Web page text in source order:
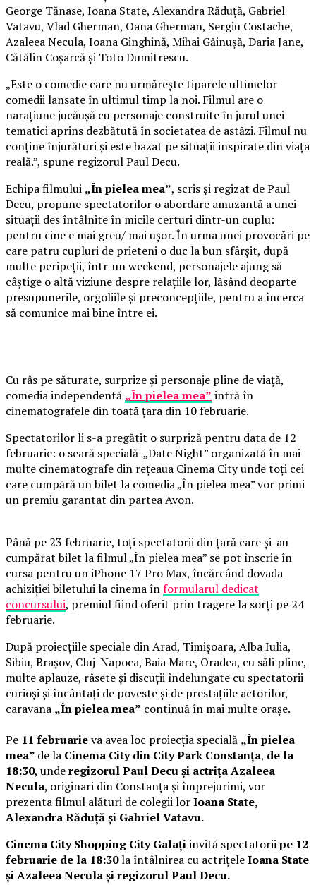
George Tănase, Ioana State, Alexandra Răduță, Gabriel
Vatavu, Vlad Gherman, Oana Gherman, Sergiu Costache,
Azaleea Necula, Ioana Ginghină, Mihai Găinușă, Daria Jane,
Cătălin Coșarcă și Toto Dumitrescu.
„Este o comedie care nu urmărește tiparele ultimelor
comedii lansate în ultimul timp la noi. Filmul are o
narațiune jucăușă cu personaje construite în jurul unei
tematici aprins dezbătută în societatea de astăzi. Filmul nu
conține înjurături și este bazat pe situații inspirate din viața
reală.”, spune regizorul Paul Decu.
Echipa filmului „În pielea mea”, scris și regizat de Paul
Decu, propune spectatorilor o abordare amuzantă a unei
situații des întâlnite în micile certuri dintr-un cuplu:
pentru cine e mai greu/ mai ușor. În urma unei provocări pe
care patru cupluri de prieteni o duc la bun sfârșit, după
multe peripeții, într-un weekend, personajele ajung să
câștige o altă viziune despre relațiile lor, lăsând deoparte
presupunerile, orgoliile și preconcepțiile, pentru a încerca
să comunice mai bine între ei.
Cu râs pe săturate, surprize și personaje pline de viață,
comedia independentă „În pielea mea” intră în
cinematografele din toată țara din 10 februarie.
Spectatorilor li s-a pregătit o surpriză pentru data de 12
februarie: o seară specială „Date Night” organizată în mai
multe cinematografe din rețeaua Cinema City unde toți cei
care cumpără un bilet la comedia „În pielea mea” vor primi
un premiu garantat din partea Avon.
Până pe 23 februarie, toți spectatorii din țară care și-au
cumpărat bilet la filmul „În pielea mea” se pot înscrie în
cursa pentru un iPhone 17 Pro Max, încărcând dovada
achiziției biletului la cinema înformularul dedicat
concursului, premiul fiind oferit prin tragere la sorți pe 24
februarie.
După proiecțiile speciale din Arad, Timișoara, Alba Iulia,
Sibiu, Brașov, Cluj-Napoca, Baia Mare, Oradea, cu săli pline,
multe aplauze, râsete și discuții îndelungate cu spectatorii
curioși și încântați de poveste și de prestațiile actorilor,
caravana „În pielea mea” continuă în mai multe orașe.
Pe 11 februarieva avea loc proiecția specială „În pielea
mea” de la Cinema City din City Park Constanța, de la
18:30, underegizorul Paul Decu și actrița Azaleea
Necula, originari din Constanța și împrejurimi, vor
prezenta filmul alături de colegii lorIoana State,
Alexandra Răduță și Gabriel Vatavu.
Cinema City Shopping City Galațiinvită spectatoriipe 12
februarie de la 18:30la întâlnirea cu actrițeleIoana State
și Azaleea Necula și regizorul Paul Decu.